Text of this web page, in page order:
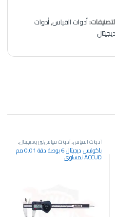
أدوات القياس,أدوات
أدوات القياس,أدوات قياس ليزر وديجيتال,
باكوليس ديجيتال باكوليس ديجيتال 6 بوصة دقة 0.01 مم
ACCUD نمساوي